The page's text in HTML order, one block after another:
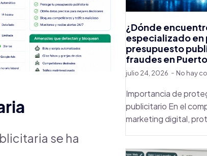
se ha
¿Dónde
especializado
presupuesto
fraudes en
julio 24, 2026 No hay
Importancia de
publicitario En el
marketing digital,